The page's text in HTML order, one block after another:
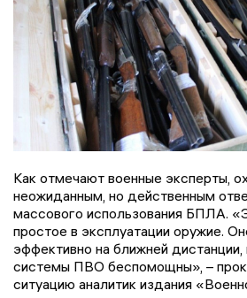
Как отмечают военные эксперты,
неожиданным, но действенным
массового использования БПЛА.
простое в эксплуатации оружие.
эффективно на ближней
системы ПВО беспомощны», –
ситуацию аналитик издания